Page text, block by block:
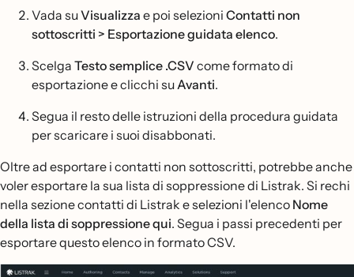
Vada suVisualizza e poi selezioni Contatti non
sottoscritti > Esportazione guidata elenco.
Scelga Testo semplice .CSV come formato di
esportazione e clicchi su Avanti.
Segua il resto delle istruzioni della procedura guidata
per scaricare i suoi disabbonati.
Oltre ad esportare i contatti non sottoscritti, potrebbe anche
voler esportare la sua lista di soppressione di Listrak. Si rechi
nella sezione contatti di Listrak e selezioni l'elenco Nome
della lista di soppressione qui. Segua i passi precedenti per
esportare questo elenco in formato CSV.